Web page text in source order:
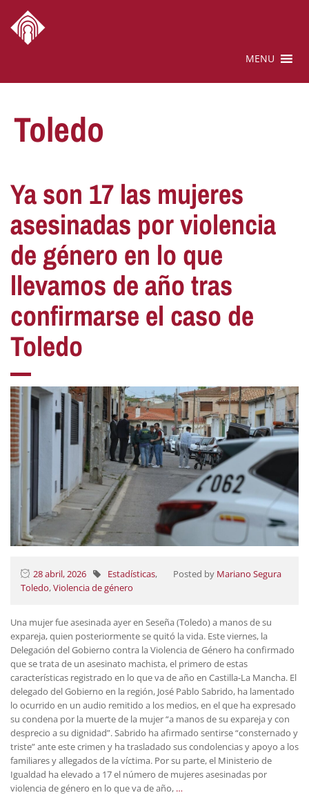
MENU
Toledo
Ya son 17 las mujeres
asesinadas por violencia
de género en lo que
llevamos de año tras
confirmarse el caso de
Toledo
28 abril, 2026 Posted by Mariano Segura
Estadísticas,
Toledo,Violencia de género
Una mujer fue asesinada ayer en Seseña (Toledo) a manos de su
expareja, quien posteriormente se quitó la vida. Este viernes, la
Delegación del Gobierno contra la Violencia de Género ha confirmado
que se trata de un asesinato machista, el primero de estas
características registrado en lo que va de año en Castilla-La Mancha. El
delegado del Gobierno en la región, José Pablo Sabrido, ha lamentado
lo ocurrido en un audio remitido a los medios, en el que ha expresado
su condena por la muerte de la mujer “a manos de su expareja y con
desprecio a su dignidad”. Sabrido ha afirmado sentirse “consternado y
triste” ante este crimen y ha trasladado sus condolencias y apoyo a los
familiares y allegados de la víctima. Por su parte, el Ministerio de
Igualdad ha elevado a 17 el número de mujeres asesinadas por
violencia de género en lo que va de año, …